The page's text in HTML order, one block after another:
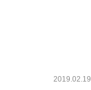
2019.02.19